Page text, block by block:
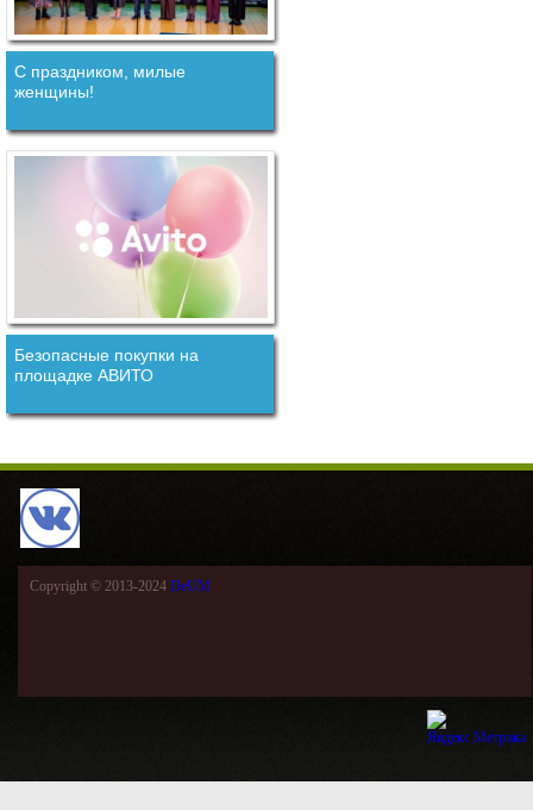
С праздником, милые
женщины!
Безопасные покупки на
площадке АВИТО
Copyright © 2013-2024 DeUM